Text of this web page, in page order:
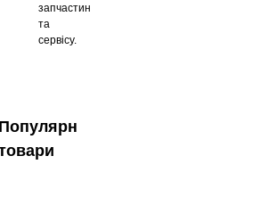
запчастин
та
сервісу.